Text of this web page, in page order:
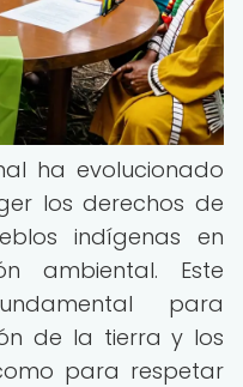
ha evolucionado
los derechos de
indígenas en
ambiental. Este
para
de la tierra y los
para respetar